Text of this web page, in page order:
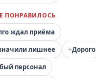
ПОНРАВИЛОСЬ
ждал приёма
лишнее +Дорого
персонал